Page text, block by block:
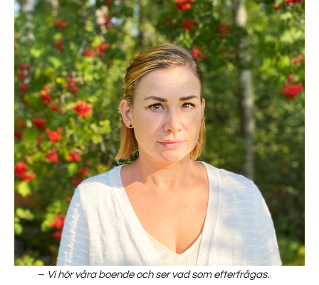
– Vi hör våra boende och ser vad som efterfrågas.